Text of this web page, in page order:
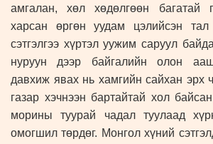
амгалан, хөл хөдөлгөөн багатай
харсан өргөн уудам цэлийсэн
сэтгэлгээ хүртэл уужим саруул
нуруун дээр байгалийн олон
давхиж явах нь хамгийн сайхан эрх
газар хэчнээн бартайтай хол
морины туурай чадал туулаад
омогшил төрдөг. Монгол хүний